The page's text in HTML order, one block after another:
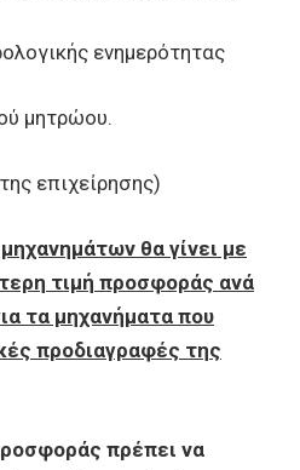
ενημερότητας
μητρώου.
επιχείρησης)
θα γίνει με
τιμή προσφοράς ανά
τα μηχανήματα που
προδιαγραφές της
πρέπει να